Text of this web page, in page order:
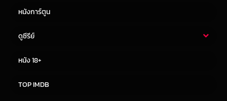
หนังการ์ตูน
ดูซีรีย์
หนัง 18+
TOP IMDB